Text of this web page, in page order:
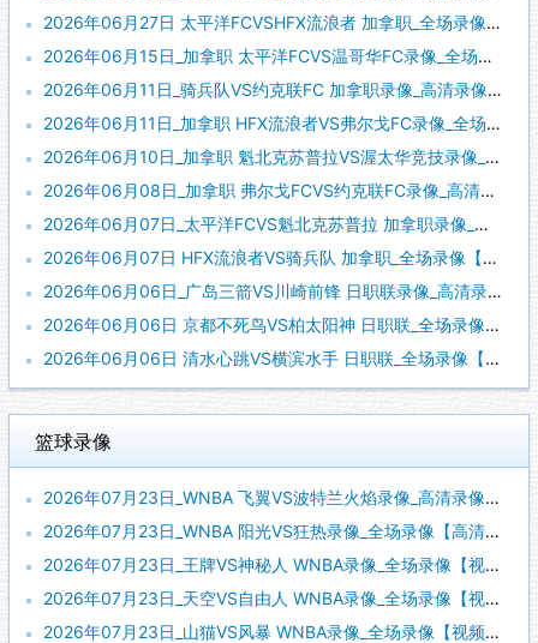
2026年06月27日 太平洋FCVSHFX流浪者 加拿职_全场录像【视频集锦】
2026年06月15日_加拿职 太平洋FCVS温哥华FC录像_全场录像【视频集锦】
2026年06月11日_骑兵队VS约克联FC 加拿职录像_高清录像【全场回放】
2026年06月11日_加拿职 HFX流浪者VS弗尔戈FC录像_全场录像【视频集锦】
2026年06月10日_加拿职 魁北克苏普拉VS渥太华竞技录像_高清录像【全场回放】
2026年06月08日_加拿职 弗尔戈FCVS约克联FC录像_高清录像【全场回放】
2026年06月07日_太平洋FCVS魁北克苏普拉 加拿职录像_全场录像【高清回放】
2026年06月07日 HFX流浪者VS骑兵队 加拿职_全场录像【视频集锦】
2026年06月06日_广岛三箭VS川崎前锋 日职联录像_高清录像【全场回放】
2026年06月06日 京都不死鸟VS柏太阳神 日职联_全场录像【全场回放】
2026年06月06日 清水心跳VS横滨水手 日职联_全场录像【视频集锦】
篮球录像
2026年07月23日_WNBA 飞翼VS波特兰火焰录像_高清录像【全场回放】
2026年07月23日_WNBA 阳光VS狂热录像_全场录像【高清回放】
2026年07月23日_王牌VS神秘人 WNBA录像_全场录像【视频集锦】
2026年07月23日_天空VS自由人 WNBA录像_全场录像【视频集锦】
2026年07月23日_山猫VS风暴 WNBA录像_全场录像【视频集锦】